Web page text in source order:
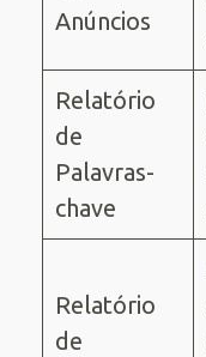
Anúncios
Relatório
de
Palavras-
chave
Relatório
de